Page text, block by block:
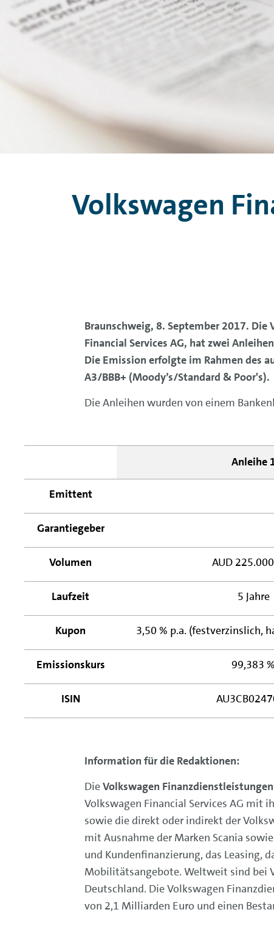
Volkswagen
Braunschweig, 8. September 2017.
Financial Services AG, hat zwei
Die Emission erfolgte im Rahmen des
A3/BBB+ (Moody’s/Standard & Poor's).
Die Anleihen wurden von einem
Anleihe
Emittent
Garantiegeber
Volumen AUD
Laufzeit 5 Jahre
Kupon 3,50 % p.a. (festverzinslich,
Emissionskurs 99,383 %
ISIN
Information für die Redaktionen:
DieVolkswagen Finanzdienstleistungen
Volkswagen Financial Services AG mit
sowie die direkt oder indirekt der
mit Ausnahme der Marken Scania
und Kundenfinanzierung, das Leasing,
Mobilitätsangebote. Weltweit sind bei
Deutschland. Die Volkswagen
von 2,1 Milliarden Euro und einen